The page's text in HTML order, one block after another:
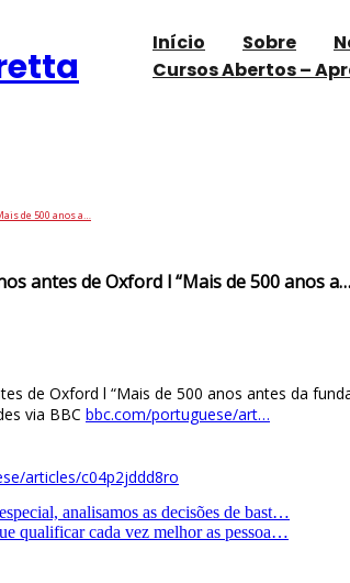
Início Sobre
Cursos Abertos –
de 500 anos a…
antes de Oxford l “Mais de 500 anos a…
de Oxford l “Mais de 500 anos antes da
via BBC bbc.com/portuguese/art…
articles/c04p2jddd8ro
analisamos as decisões de bast…
qualificar cada vez melhor as pessoa…